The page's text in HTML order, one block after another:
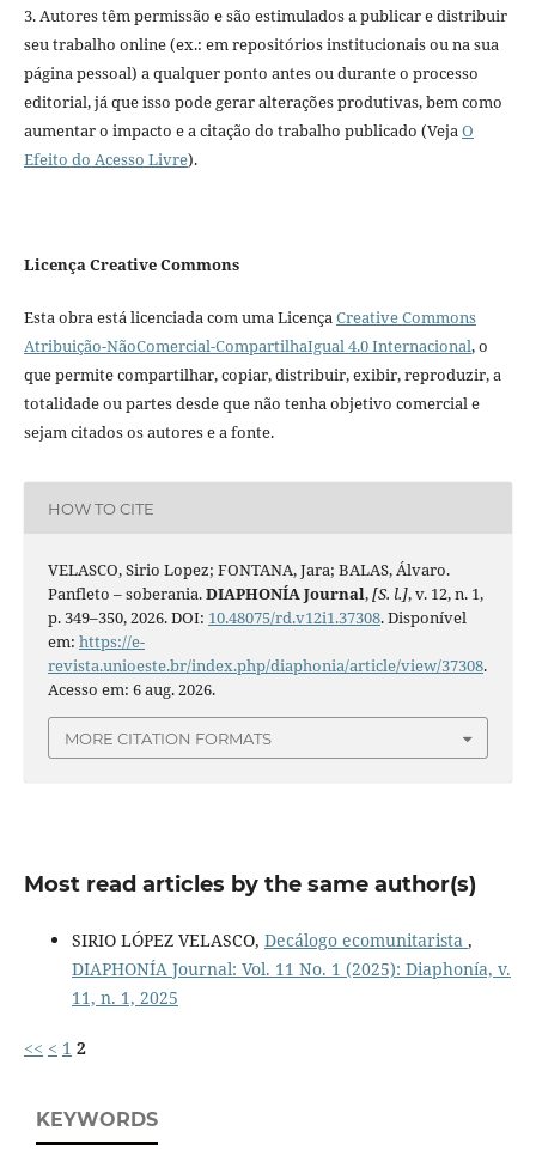
3. Autores têm permissão e são estimulados a publicar e distribuir
seu trabalho online (ex.: em repositórios institucionais ou na sua
página pessoal) a qualquer ponto antes ou durante o processo
editorial, já que isso pode gerar alterações produtivas, bem como
aumentar o impacto e a citação do trabalho publicado (VejaO
Efeito do Acesso Livre).
Licença Creative Commons
Esta obra está licenciada com uma LicençaCreative Commons
Atribuição-NãoComercial-CompartilhaIgual 4.0 Internacional, o
que permite compartilhar, copiar, distribuir, exibir, reproduzir, a
totalidade ou partes desde que não tenha objetivo comercial e
sejam citados os autores e a fonte.
HOW TO CITE
VELASCO, Sirio Lopez; FONTANA, Jara; BALAS, Álvaro.
Panfleto – soberania.DIAPHONÍA Journal,[S. l.], v. 12, n. 1,
p. 349–350, 2026. DOI: 10.48075/rd.v12i1.37308. Disponível
em: https://e-
revista.unioeste.br/index.php/diaphonia/article/view/37308.
Acesso em: 6 aug. 2026.
MORE CITATION FORMATS
Most read articles by the same author(s)
SIRIO LÓPEZ VELASCO, Decálogo ecomunitarista ,
DIAPHONÍA Journal: Vol. 11 No. 1 (2025): Diaphonía, v.
11, n. 1, 2025
<< < 1 2
KEYWORDS